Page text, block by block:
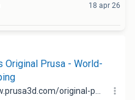
18 apr 26